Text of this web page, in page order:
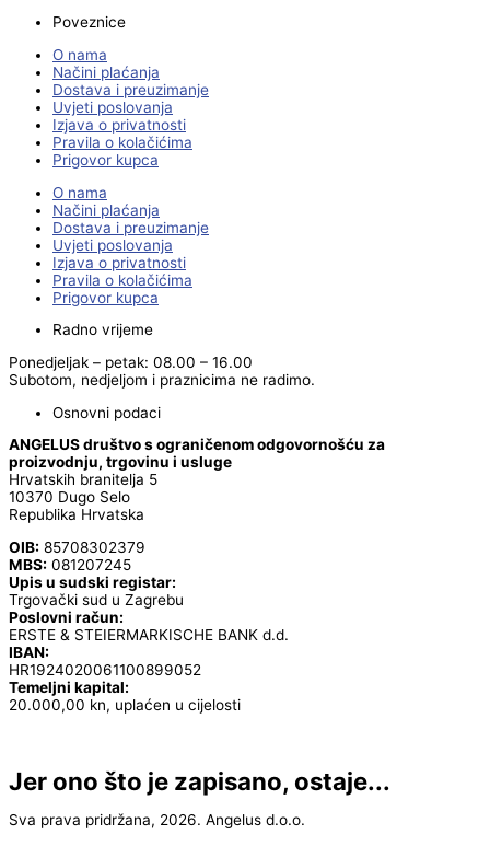
Poveznice
O nama
Načini plaćanja
Dostava i preuzimanje
Uvjeti poslovanja
Izjava o privatnosti
Pravila o kolačićima
Prigovor kupca
O nama
Načini plaćanja
Dostava i preuzimanje
Uvjeti poslovanja
Izjava o privatnosti
Pravila o kolačićima
Prigovor kupca
Radno vrijeme
Ponedjeljak – petak: 08.00 – 16.00
Subotom, nedjeljom i praznicima ne radimo.
Osnovni podaci
ANGELUS društvo s ograničenom odgovornošću za
proizvodnju, trgovinu i usluge
Hrvatskih branitelja 5
10370 Dugo Selo
Republika Hrvatska
OIB: 85708302379
MBS: 081207245
Upis u sudski registar:
Trgovački sud u Zagrebu
Poslovni račun:
ERSTE & STEIERMARKISCHE BANK d.d.
IBAN:
HR1924020061100899052
Temeljni kapital:
20.000,00 kn, uplaćen u cijelosti
Jer ono što je zapisano, ostaje...
Sva prava pridržana, 2026. Angelus d.o.o.